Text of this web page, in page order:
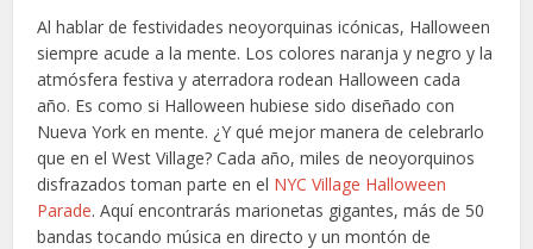
Al hablar de festividades neoyorquinas icónicas, Halloween
siempre acude a la mente. Los colores naranja y negro y la
atmósfera festiva y aterradora rodean Halloween cada
año. Es como si Halloween hubiese sido diseñado con
Nueva York en mente. ¿Y qué mejor manera de celebrarlo
que en el West Village? Cada año, miles de neoyorquinos
disfrazados toman parte en el NYC Village Halloween
Parade. Aquí encontrarás marionetas gigantes, más de 50
bandas tocando música en directo y un montón de